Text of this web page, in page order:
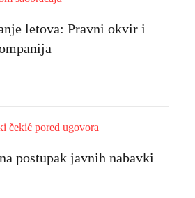
letova: Pravni okvir i
postupak javnih nabavki